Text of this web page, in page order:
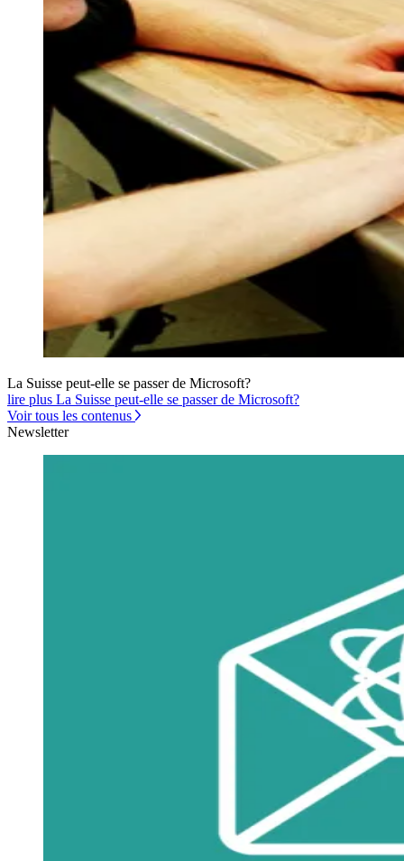
La Suisse peut-elle se passer de Microsoft?
lire plus La Suisse peut-elle se passer de Microsoft?
Voir tous les contenus
Newsletter